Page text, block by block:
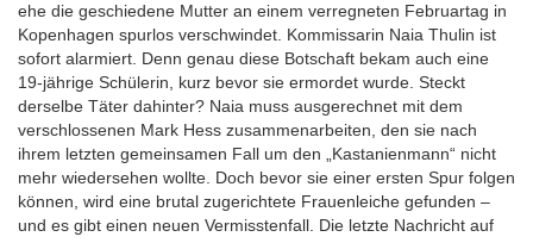
ehe die geschiedene Mutter an einem verregneten Februartag in
Kopenhagen spurlos verschwindet. Kommissarin Naia Thulin ist
sofort alarmiert. Denn genau diese Botschaft bekam auch eine
19-jährige Schülerin, kurz bevor sie ermordet wurde. Steckt
derselbe Täter dahinter? Naia muss ausgerechnet mit dem
verschlossenen Mark Hess zusammenarbeiten, den sie nach
ihrem letzten gemeinsamen Fall um den „Kastanienmann“ nicht
mehr wiedersehen wollte. Doch bevor sie einer ersten Spur folgen
können, wird eine brutal zugerichtete Frauenleiche gefunden –
und es gibt einen neuen Vermisstenfall. Die letzte Nachricht auf